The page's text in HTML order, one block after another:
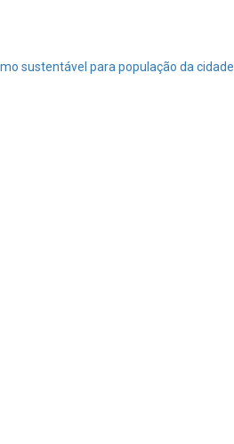
sustentável para população da cidade